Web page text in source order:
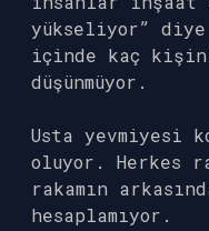
yükseliyor” diye
içinde kaç
düşünmüyor.
Usta yevmiyesi
oluyor. Herkes
rakamın
hesaplamıyor.